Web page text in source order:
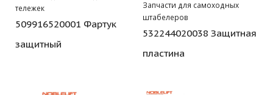
тележек
509916520001 Фартук
защитный
Запчасти для самоходных
штабелеров
532244020038 Защитная
пластина